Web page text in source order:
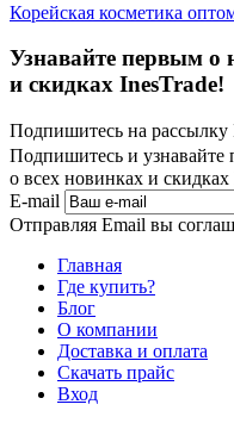
Корейская косметика
Узнавайте первым о
и скидках InesTrade!
Подпишитесь на рассылку
Подпишитесь и
о всех новинках и скидках
E-mail
Отправляя Email вы
Главная
Где купить?
Блог
О компании
Доставка и оплата
Скачать прайс
Вход